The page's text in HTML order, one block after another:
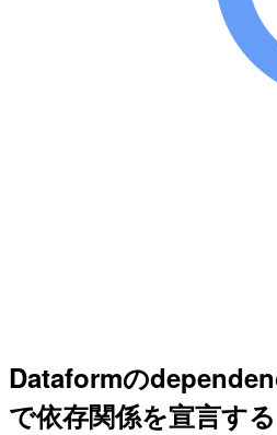
Dataformの
で依存関係を宣言する